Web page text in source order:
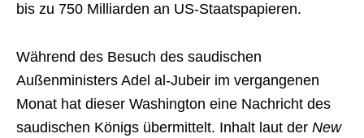
bis zu 750 Milliarden an US-Staatspapieren.
Während des Besuch des saudischen
Außenministers Adel al-Jubeir im vergangenen
Monat hat dieser Washington eine Nachricht des
saudischen Königs übermittelt. Inhalt laut der New